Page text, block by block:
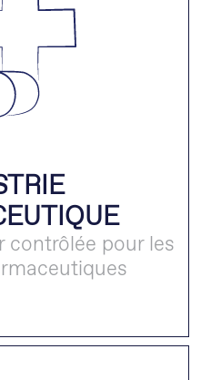
contrôlée pour les